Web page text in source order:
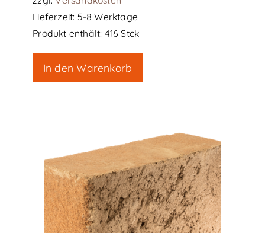
Lieferzeit: 5-8 Werktage
Produkt enthält: 416Stck
In den Warenkorb